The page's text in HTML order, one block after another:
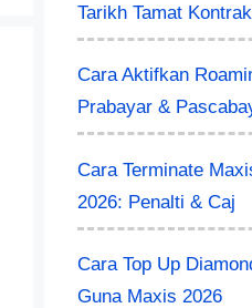
Tarikh Tamat Kontrak
Cara Aktifkan
Prabayar &
Cara Terminate
2026: Penalti & Caj
Cara Top Up
Guna Maxis 2026